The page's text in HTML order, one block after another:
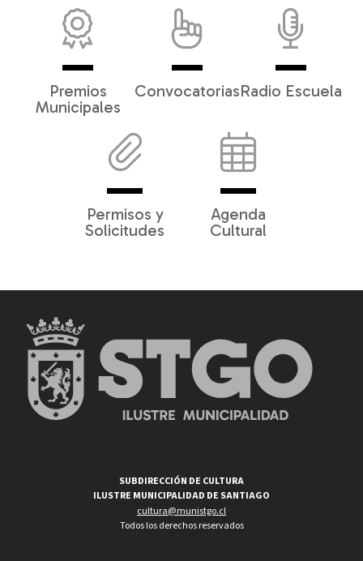
Premios
Municipales
ConvocatoriasRadio Escuela
Permisos y
Solicitudes
Agenda
Cultural
SUBDIRECCIÓN DE CULTURA
ILUSTRE MUNICIPALIDAD DE SANTIAGO
cultura@munistgo.cl
Todos los derechos reservados